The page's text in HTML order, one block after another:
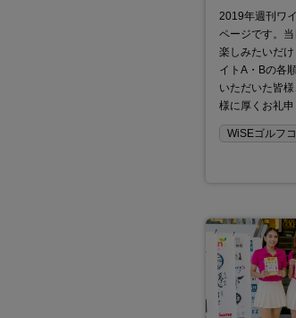
2019年週刊ワ
ページです。
楽しみたいだけ
イトA・Bの各
いただいた皆
様に厚くお礼
WiSEゴルフ